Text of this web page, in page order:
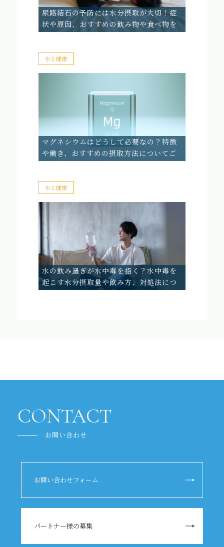
尿路結石の予防には水分摂取が大切！症
状や原因、おすすめの飲み物や食べ物を
ご紹介
水と健康
マグネシウムはどうして必要なの？特徴
や働き、おすすめの摂取方法についてご
水と健康
水の飲み過ぎが水中毒を招く？水中毒を
起こす水分摂取量や飲み方、対処法につ
CONTACT
お問い合わせ
お問い合わせフォーム
パートナー様の募集